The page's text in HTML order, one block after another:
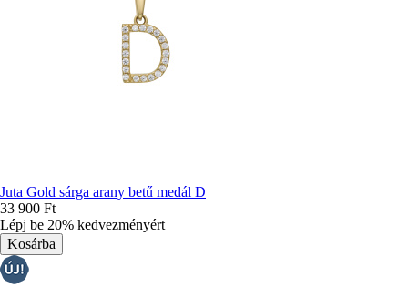
Juta Gold sárga arany betű medál D
33 900 Ft
Lépj be 20% kedvezményért